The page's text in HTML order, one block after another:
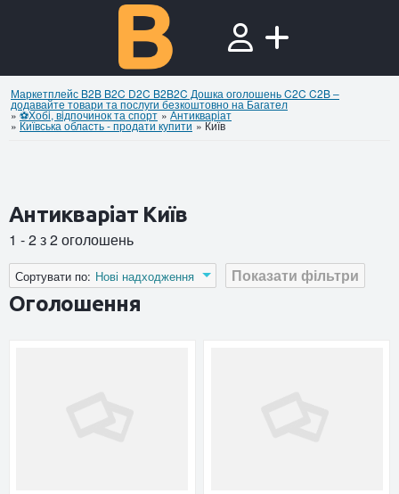
Маркетплейс B2B B2C D2C B2B2C Дошка оголошень C2C C2B –
додавайте товари та послуги безкоштовно на Багател
»⚽Хобi, вiдпочинок та спорт »Антикварiат
» Київська область - продати купити »Київ
Антикварiат Київ
1 - 2 з 2 оголошень
Показати фільтри
Сортувати по: Нові надходження
Оголошення